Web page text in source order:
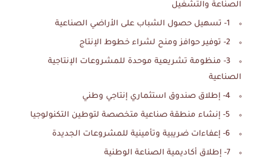
الصناعة والتشغيل
1- تسهيل حصول الشباب على الأراضي الصناعية
2- توفير حوافز ومنح لشراء خطوط الإنتاج
3- منظومة تشريعية موحدة للمشروعات الإنتاجية
الصناعية
4- إطلاق صندوق استثماري إنتاجي وطني
5- إنشاء منطقة صناعية متخصصة لتوطين التكنولوجيا
6- إعفاءات ضريبية وتأمينية للمشروعات الجديدة
7- إطلاق أكاديمية الصناعة الوطنية